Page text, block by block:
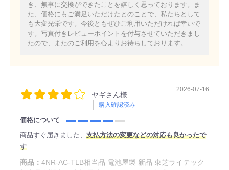
き、無事に交換ができたことを嬉しく思っております。ま
た、価格にもご満足いただけたとのことで、私たちとして
も大変光栄です。今後ともぜひご利用いただければ幸いで
す。写真付きレビューポイントを付与させていただきまし
たので、またのご利用を心よりお待ちしております。
ヤギさん様
購入確認済み
2026-07-16
価格について
商品すぐ届きました、 支払方法の変更などの対応も良かったで
す
商品： 4NR-AC-TLB相当品 電池屋製 新品 東芝ライテック